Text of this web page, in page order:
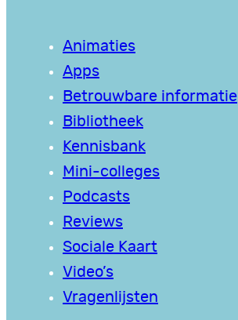
Animaties
Apps
Betrouwbare informatie
Bibliotheek
Kennisbank
Mini-colleges
Podcasts
Reviews
Sociale Kaart
Video’s
Vragenlijsten